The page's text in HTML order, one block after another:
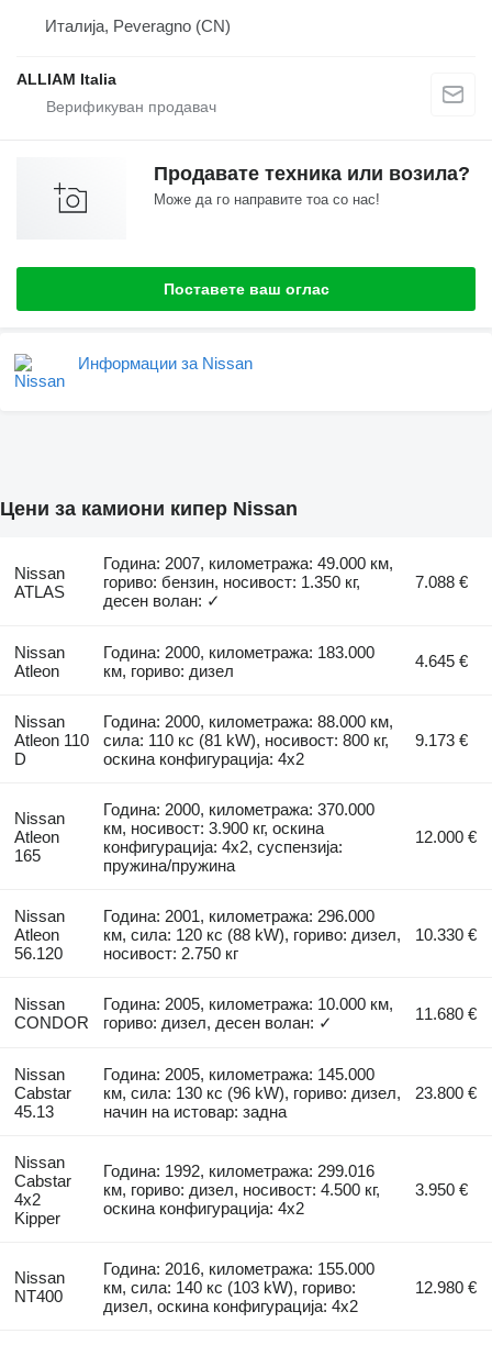
Италија, Peveragno (CN)
ALLIAM Italia
Продавате техника или возила?
Може да го направите тоа со нас!
Поставете ваш оглас
Информации за Nissan
Цени за камиони кипер Nissan
Nissan
ATLAS
Година: 2007, километража: 49.000 км,
гориво: бензин, носивост: 1.350 кг,
десен волан: ✓
7.088 €
Nissan
Atleon
Година: 2000, километража: 183.000
км, гориво: дизел
4.645 €
Nissan
Atleon 110
D
Година: 2000, километража: 88.000 км,
сила: 110 кс (81 kW), носивост: 800 кг,
оскина конфигурација: 4x2
9.173 €
Nissan
Atleon
165
Година: 2000, километража: 370.000
км, носивост: 3.900 кг, оскина
конфигурација: 4x2, суспензија:
пружина/пружина
12.000 €
Nissan
Atleon
56.120
Година: 2001, километража: 296.000
км, сила: 120 кс (88 kW), гориво: дизел,
носивост: 2.750 кг
10.330 €
Nissan
CONDOR
Година: 2005, километража: 10.000 км,
гориво: дизел, десен волан: ✓
11.680 €
Nissan
Cabstar
45.13
Година: 2005, километража: 145.000
км, сила: 130 кс (96 kW), гориво: дизел,
начин на истовар: задна
23.800 €
Nissan
Cabstar
4x2
Kipper
Година: 1992, километража: 299.016
км, гориво: дизел, носивост: 4.500 кг,
оскина конфигурација: 4x2
3.950 €
Nissan
NT400
Година: 2016, километража: 155.000
км, сила: 140 кс (103 kW), гориво:
дизел, оскина конфигурација: 4x2
12.980 €